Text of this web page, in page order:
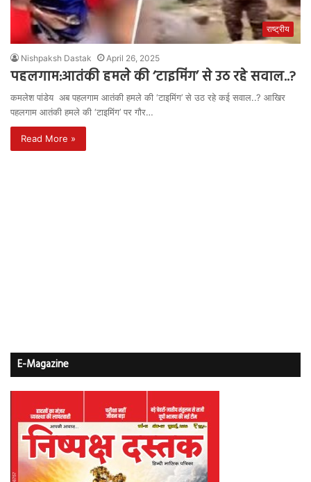
राष्ट्रीय
Nishpaksh Dastak April 26, 2025
पहलगाम:आतंकी हमले की ‘टाइमिंग’ से उठ रहे सवाल..?
कमलेश पांडेय अब पहलगाम आतंकी हमले की ‘टाइमिंग’ से उठ रहे कई सवाल..? आखिर
पहलगाम आतंकी हमले की ‘टाइमिंग’ पर गौर…
Read More »
E-Magazine